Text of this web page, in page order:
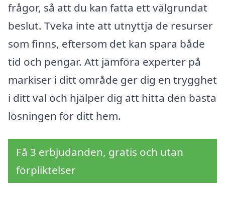
frågor, så att du kan fatta ett välgrundat
beslut. Tveka inte att utnyttja de resurser
som finns, eftersom det kan spara både
tid och pengar. Att jämföra experter på
markiser i ditt område ger dig en trygghet
i ditt val och hjälper dig att hitta den bästa
lösningen för ditt hem.
Få 3 erbjudanden, gratis och utan
förpliktelser